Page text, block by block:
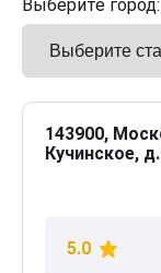
Выберите город:
143900,
Кучинское,
5.0